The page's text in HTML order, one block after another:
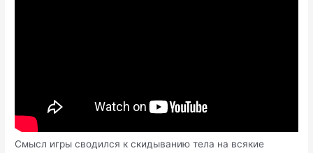
Смысл игры сводился к скидыванию тела на всякие